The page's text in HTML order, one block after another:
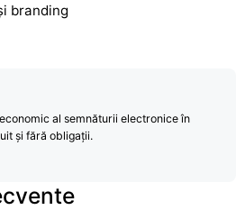
branding
al semnăturii electronice în
și fără obligații.